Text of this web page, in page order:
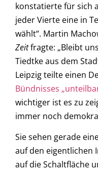
konstatierte für sich
jeder Vierte eine in
wählt“. Martin
Zeitfragte: „Bleibt
Tiedtke aus dem
Leipzig teilte einen
Bündnisses
wichtiger ist es zu
immer noch
Sie sehen gerade
auf den eigentlichen
auf die Schaltfläche